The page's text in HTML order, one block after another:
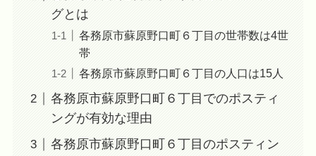
グとは
各務原市蘇原野口町６丁目の世帯数は4世
帯
各務原市蘇原野口町６丁目の人口は15人
各務原市蘇原野口町６丁目でのポスティ
ングが有効な理由
各務原市蘇原野口町６丁目のポスティン